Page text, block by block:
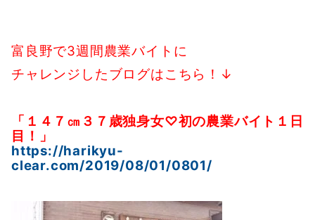
富良野で3週間農業バイトに
チャレンジしたブログはこちら！↓
「１４７㎝３７歳独身女♡初の農業バイト１日
目！」
https://harikyu-
clear.com/2019/08/01/0801/